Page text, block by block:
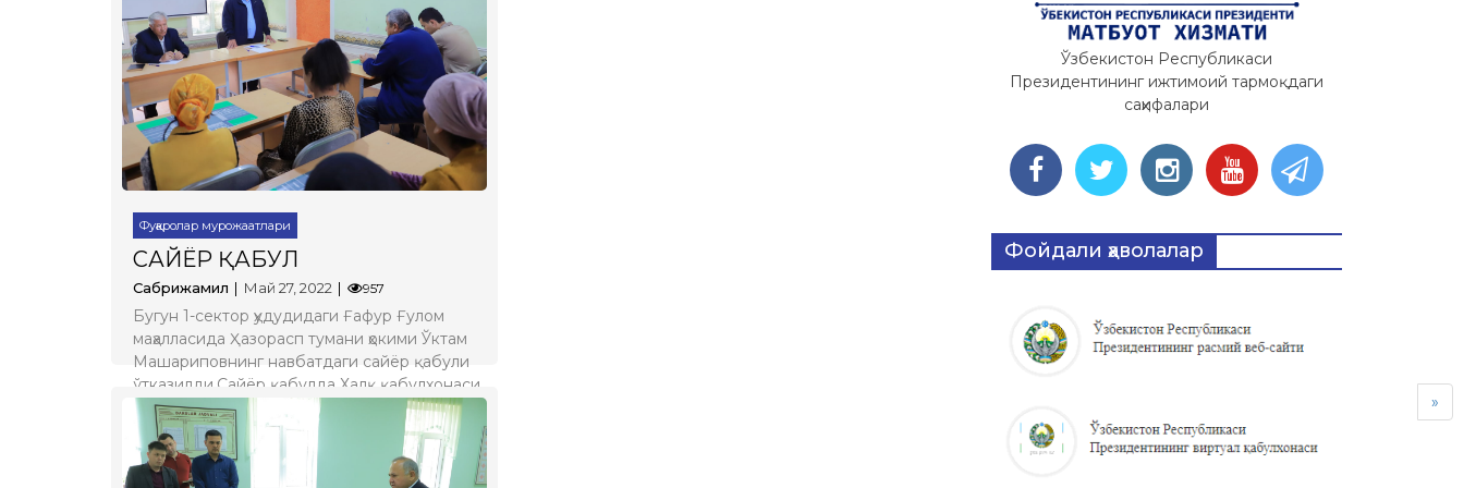
Батафсил
Фуқаролар мурожаатлари
САЙЁР ҚАБУЛ
Сабрижамил Май 27, 2022 957
Бугун 1-сектор ҳудудидаги Ғафур Ғулом
маҳалласида Ҳазорасп тумани ҳокими Ўктам
Машариповнинг навбатдаги сайёр қабули
ўтказилди.Сайёр қабулда Халқ қабулхонаси
мудири Султонмурад Ходжамуратов, идора-
ташкилот раҳбарлари ва фуқаролар иштирок
этишди.
»
Ўзбекистон Республикаси
Президентининг ижтимоий тармоқдаги
саҳифалари
Фойдали ҳаволалар